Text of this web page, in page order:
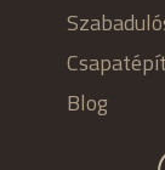
Blog